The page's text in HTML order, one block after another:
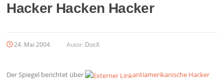
Hacker Hacken Hacker
24. Mai 2004 Autor: DocX
Der Spiegel berichtet über
antiamerikanische Hacker